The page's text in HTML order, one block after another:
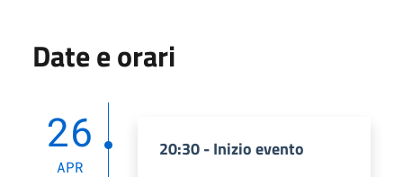
Date e orari
26
APR
20:30 - Inizio evento